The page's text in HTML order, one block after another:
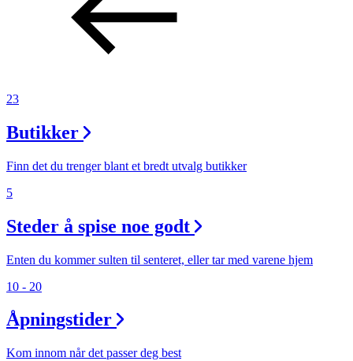
Åpningstider
Praktisk informasjon
Gavekort
Finn frem
23
Butikker
Finn det du trenger blant et bredt utvalg butikker
5
Steder å spise noe godt
Enten du kommer sulten til senteret, eller tar med varene hjem
10 - 20
Åpningstider
Kom innom når det passer deg best